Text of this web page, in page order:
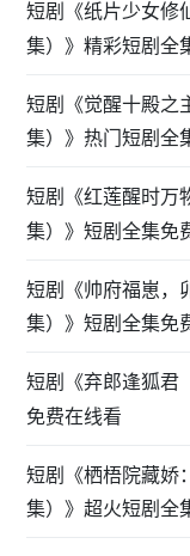
短剧《纸片少女修
集）》精彩短剧全
短剧《觉醒十殿之
集）》热门短剧全
短剧《红莲醒时万
集）》短剧全集免
短剧《帅府福崽，
集）》短剧全集免
短剧《弃郎逢狐君
免费在线看
短剧《栖梧院藏娇
集）》超火短剧全